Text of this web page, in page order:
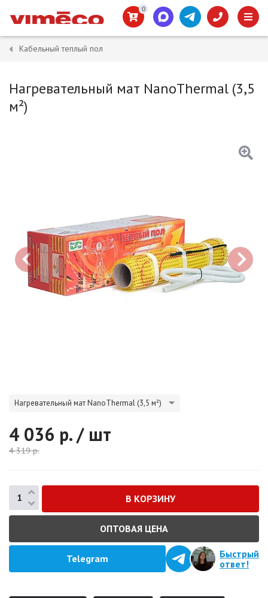
0
Кабельный теплый пол
Нагревательный мат NanoThermal (3,5
м²)
Нагревательный мат NanoThermal (3,5 м²)
4 036 р. / шт
4 319р.
ОПТОВАЯ ЦЕНА
Telegram
Быстрый
ответ!